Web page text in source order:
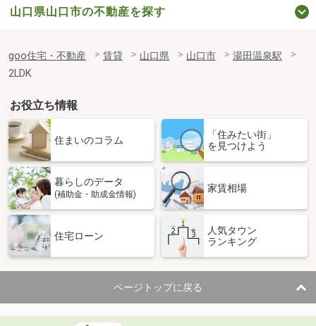
山口県山口市の不動産を探す
goo住宅・不動産 賃貸 山口県 山口市
湯田温泉駅
2LDK
お役立ち情報
住まいのコラム
「住みたい街」
を見つけよう
暮らしのデータ
(補助金・助成金情報)
家賃相場
住宅ローン
人気タウン
ランキング
ページトップに戻る